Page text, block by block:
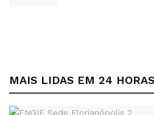
O levantamento apontou também
MAIS LIDAS EM 24 HORAS